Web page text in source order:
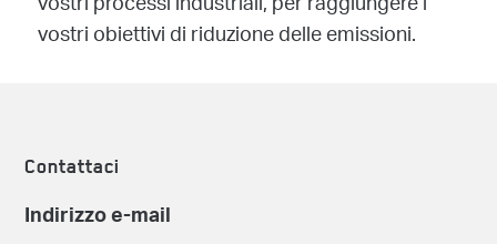
vostri obiettivi di riduzione delle emissioni.
Contattaci
Indirizzo e-mail